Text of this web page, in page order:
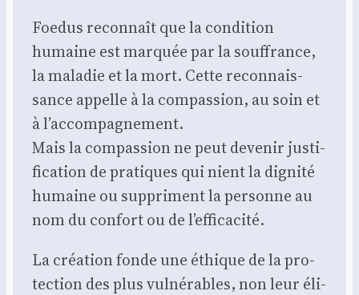
Foe­dus recon­naît que la condi­tion
humaine est mar­quée par la souf­france,
la mala­die et la mort. Cette recon­nais­
sance appelle à la com­pas­sion, au soin et
à l’accompagnement.
Mais la com­pas­sion ne peut deve­nir jus­ti­
fi­ca­tion de pra­tiques qui nient la digni­té
humaine ou sup­priment la per­sonne au
nom du confort ou de l’efficacité.
La créa­tion fonde une éthique de la pro­
tec­tion des plus vul­né­rables, non leur éli­